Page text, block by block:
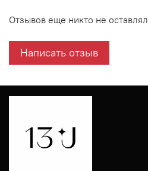
Отзывов еще никто не оставлял
Написать отзыв